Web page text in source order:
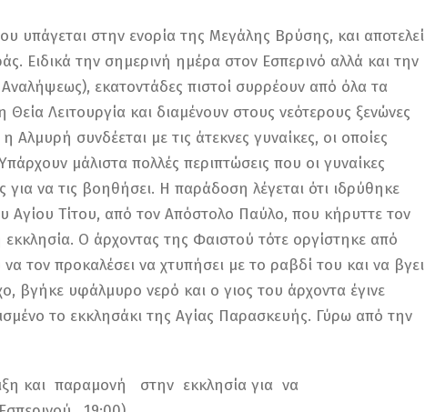
υπάγεται στην ενορία της Μεγάλης Βρύσης, και αποτελεί
Ειδικά την σημερινή ημέρα στον Εσπερινό αλλά και την
εκατοντάδες πιστοί συρρέουν από όλα τα
Λειτουργία και διαμένουν στους νεότερους ξενώνες
συνδέεται με τις άτεκνες γυναίκες, οι οποίες
μάλιστα πολλές περιπτώσεις που οι γυναίκες
να τις βοηθήσει. Η παράδοση λέγεται ότι ιδρύθηκε
Αγίου Τίτου, από τον Απόστολο Παύλο, που κήρυττε τον
Ο άρχοντας της Φαιστού τότε οργίστηκε από
τον προκαλέσει να χτυπήσει με το ραβδί του και να βγει
βγήκε υφάλμυρο νερό και ο γιος του άρχοντα έγινε
το εκκλησάκι της Αγίας Παρασκευής. Γύρω από την
και παραμονή στην εκκλησία για να